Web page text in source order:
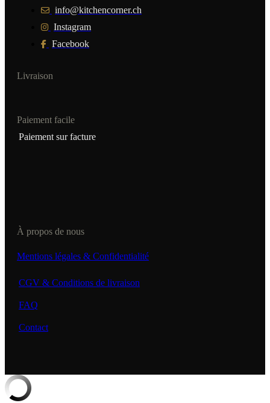
info@kitchencorner.ch
Instagram
Facebook
Livraison
Paiement facile
Paiement sur facture
À propos de nous
Mentions légales & Confidentialité
CGV & Conditions de livraison
FAQ
Contact